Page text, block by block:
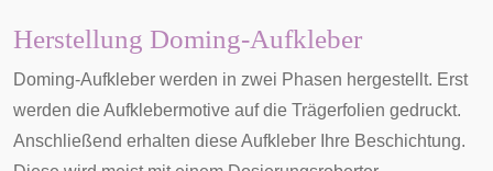
Herstellung Doming-Aufkleber
Doming-Aufkleber werden in zwei Phasen hergestellt. Erst
werden die Aufklebermotive auf die Trägerfolien gedruckt.
Anschließend erhalten diese Aufkleber Ihre Beschichtung.